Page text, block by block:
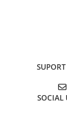
SOCIAL